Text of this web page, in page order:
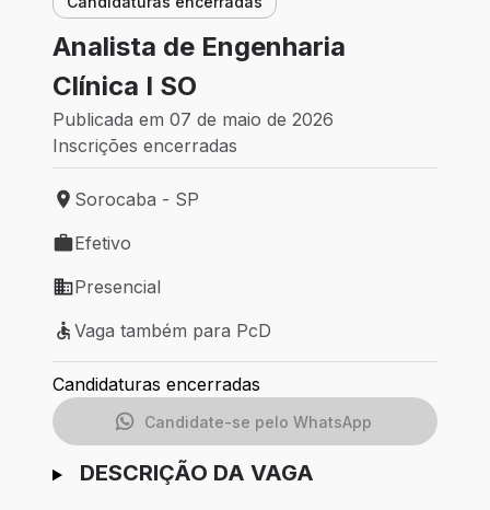
Analista de Engenharia
Clínica I SO
Publicada em 07 de maio de 2026
Inscrições encerradas
Local de trabalho: Sorocaba - SP
Sorocaba - SP
Tipo de vaga: Efetivo
Efetivo
Modelo de trabalho: Presencial
Presencial
Vaga também para PcD
Vaga também para PcD
Candidaturas encerradas
Candidate-se pelo WhatsApp
DESCRIÇÃO DA VAGA